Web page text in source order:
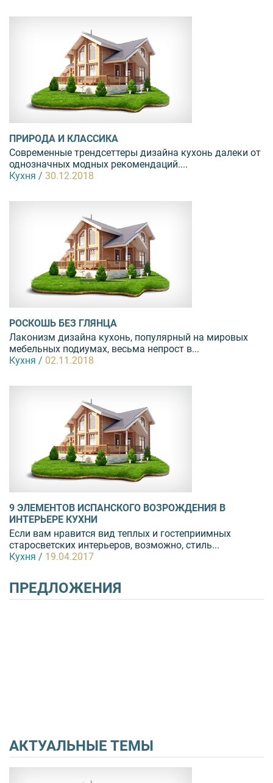
ПРИРОДА И КЛАССИКА
Современные трендсеттеры дизайна кухонь далеки от
однозначных модных рекомендаций....
Кухня / 30.12.2018
РОСКОШЬ БЕЗ ГЛЯНЦА
Лаконизм дизайна кухонь, популярный на мировых
мебельных подиумах, весьма непрост в...
Кухня / 02.11.2018
9 ЭЛЕМЕНТОВ ИСПАНСКОГО ВОЗРОЖДЕНИЯ В
ИНТЕРЬЕРЕ КУХНИ
Если вам нравится вид теплых и гостеприимных
старосветских интерьеров, возможно, стиль...
Кухня / 19.04.2017
ПРЕДЛОЖЕНИЯ
АКТУАЛЬНЫЕ ТЕМЫ